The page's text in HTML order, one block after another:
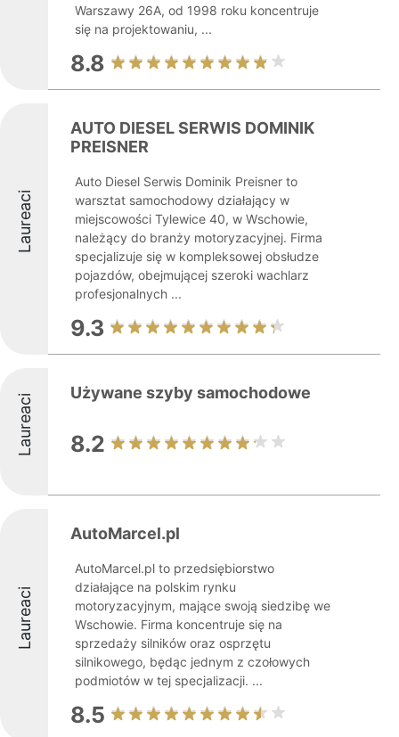
Warszawy 26A, od 1998 roku koncentruje
się na projektowaniu, ...
8.8
Laureaci
AUTO DIESEL SERWIS DOMINIK
PREISNER
Auto Diesel Serwis Dominik Preisner to
warsztat samochodowy działający w
miejscowości Tylewice 40, w Wschowie,
należący do branży motoryzacyjnej. Firma
specjalizuje się w kompleksowej obsłudze
pojazdów, obejmującej szeroki wachlarz
profesjonalnych ...
9.3
Laureaci Używane szyby samochodowe
8.2
Laureaci
AutoMarcel.pl
AutoMarcel.pl to przedsiębiorstwo
działające na polskim rynku
motoryzacyjnym, mające swoją siedzibę we
Wschowie. Firma koncentruje się na
sprzedaży silników oraz osprzętu
silnikowego, będąc jednym z czołowych
podmiotów w tej specjalizacji. ...
8.5